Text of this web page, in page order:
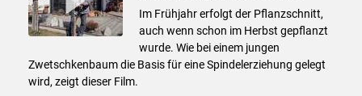
Im Frühjahr erfolgt der Pflanzschnitt,
auch wenn schon im Herbst gepflanzt
wurde. Wie bei einem jungen
Zwetschkenbaum die Basis für eine Spindelerziehung gelegt
wird, zeigt dieser Film.